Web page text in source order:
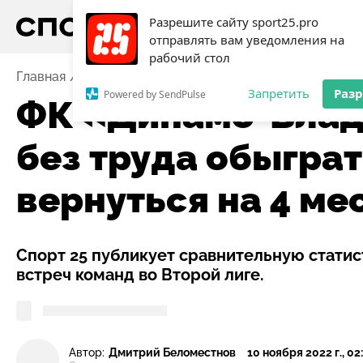
Разрешите сайту sport25.pro
отправлять вам уведомления на
рабочий стол
Powered by SendPulse Запретить
Главная ФК «Динамо-
ФК «Динамо-
без труда
вернуться на 4
Спорт 25 публикует сравнительную
встреч команд во Второй лиге.
Автор: Дмитрий Беломестнов 10 ноября 2022 г.,